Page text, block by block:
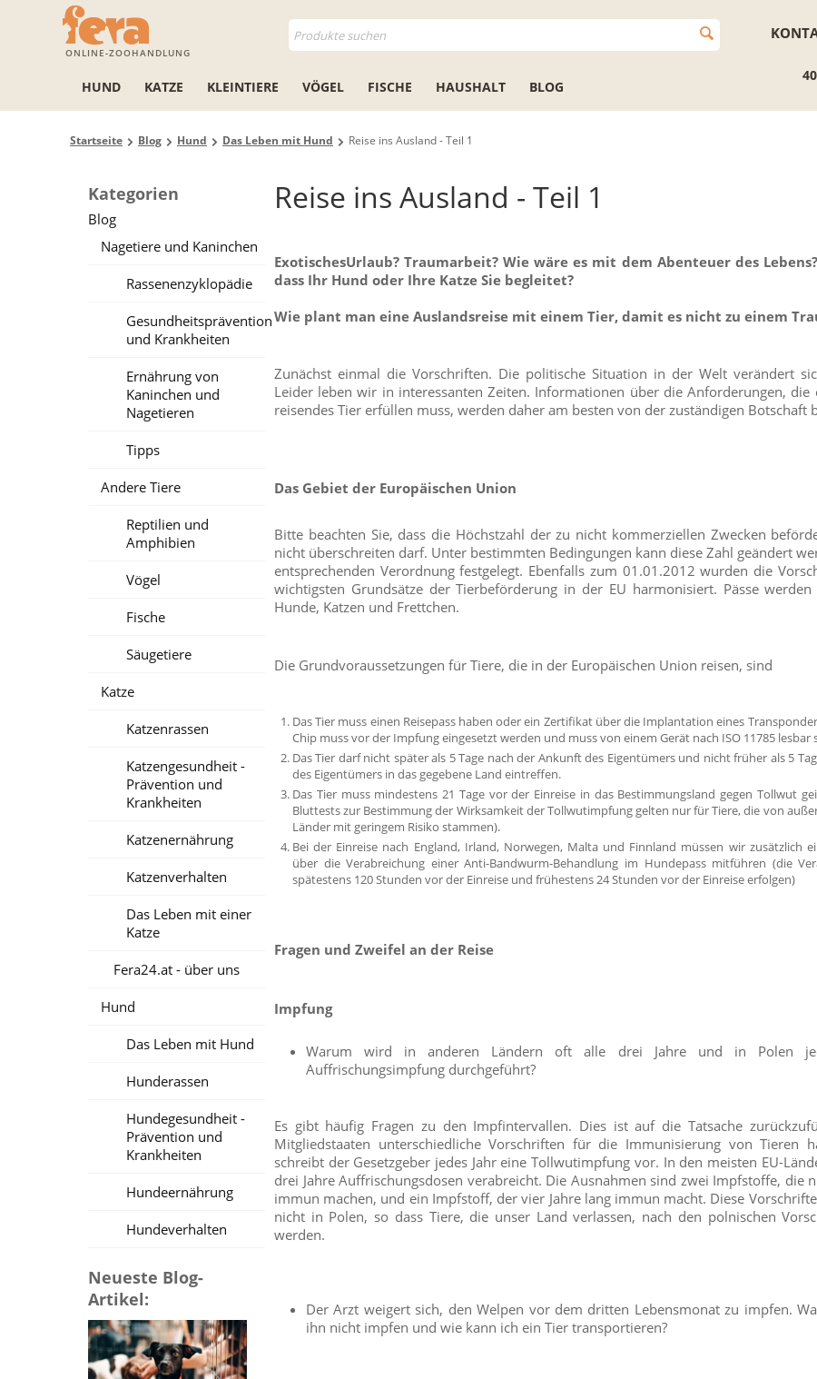
ONLINE-ZOOHANDLUNG
HUND KATZE KLEINTIERE VÖGEL FISCHE HAUSHALT BLOG
Startseite Blog Hund Das Leben mit Hund Reise ins Ausland - Teil 1
Kategorien
Blog
Nagetiere und Kaninchen
Rassenenzyklopädie
Gesundheitsprävention
und Krankheiten
Ernährung von
Kaninchen und
Nagetieren
Tipps
Andere Tiere
Reptilien und
Amphibien
Vögel
Fische
Säugetiere
Katze
Katzenrassen
Katzengesundheit -
Prävention und
Krankheiten
Katzenernährung
Katzenverhalten
Das Leben mit einer
Katze
Fera24.at - über uns
Hund
Das Leben mit Hund
Hunderassen
Hundegesundheit -
Prävention und
Krankheiten
Hundeernährung
Hundeverhalten
Neueste Blog-
Artikel:
Reise ins Ausland - Teil 1
ExotischesUrlaub? Traumarbeit? Wie wäre es mit dem Abenteuer des
dass Ihr Hund oder Ihre Katze Sie begleitet?
Wie plant man eine Auslandsreise mit einem Tier, damit es nicht zu einem
Zunächst einmal die Vorschriften. Die politische Situation in der Welt verändert
Leider leben wir in interessanten Zeiten. Informationen über die Anforderungen, die
reisendes Tier erfüllen muss, werden daher am besten von der zuständigen Botschaft
Das Gebiet der Europäischen Union
Bitte beachten Sie, dass die Höchstzahl der zu nicht kommerziellen Zwecken
nicht überschreiten darf. Unter bestimmten Bedingungen kann diese Zahl geändert
entsprechenden Verordnung festgelegt. Ebenfalls zum 01.01.2012 wurden die
wichtigsten Grundsätze der Tierbeförderung in der EU harmonisiert. Pässe
Hunde, Katzen und Frettchen.
Die Grundvoraussetzungen für Tiere, die in der Europäischen Union reisen, sind
Das Tier muss einen Reisepass haben oder ein Zertifikat über die Implantation eines
Chip muss vor der Impfung eingesetzt werden und muss von einem Gerät nach ISO 11785 lesbar
Das Tier darf nicht später als 5 Tage nach der Ankunft des Eigentümers und nicht früher als 5
des Eigentümers in das gegebene Land eintreffen.
Das Tier muss mindestens 21 Tage vor der Einreise in das Bestimmungsland gegen Tollwut
Bluttests zur Bestimmung der Wirksamkeit der Tollwutimpfung gelten nur für Tiere, die von
Länder mit geringem Risiko stammen).
Bei der Einreise nach England, Irland, Norwegen, Malta und Finnland müssen wir zusätzlich
über die Verabreichung einer Anti-Bandwurm-Behandlung im Hundepass mitführen (die
spätestens 120 Stunden vor der Einreise und frühestens 24 Stunden vor der Einreise erfolgen)
Fragen und Zweifel an der Reise
Impfung
Warum wird in anderen Ländern oft alle drei Jahre und in Polen
Auffrischungsimpfung durchgeführt?
Es gibt häufig Fragen zu den Impfintervallen. Dies ist auf die Tatsache
Mitgliedstaaten unterschiedliche Vorschriften für die Immunisierung von Tieren
schreibt der Gesetzgeber jedes Jahr eine Tollwutimpfung vor. In den meisten EU-
drei Jahre Auffrischungsdosen verabreicht. Die Ausnahmen sind zwei Impfstoffe, die
immun machen, und ein Impfstoff, der vier Jahre lang immun macht. Diese
nicht in Polen, so dass Tiere, die unser Land verlassen, nach den polnischen
werden.
Der Arzt weigert sich, den Welpen vor dem dritten Lebensmonat zu impfen.
ihn nicht impfen und wie kann ich ein Tier transportieren?